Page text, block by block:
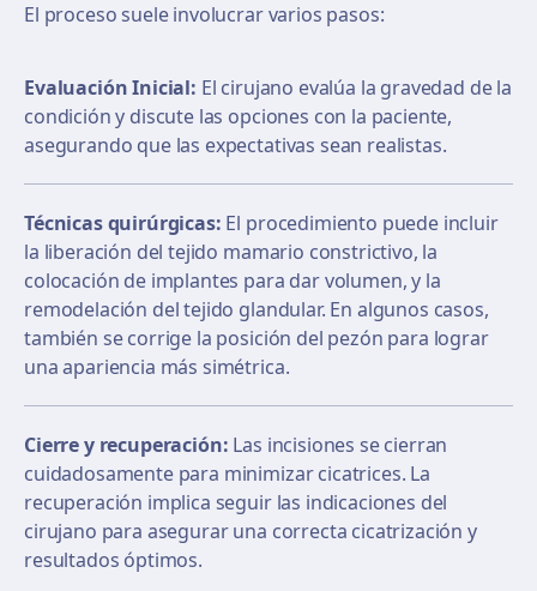
El proceso suele involucrar varios pasos:
Evaluación Inicial: El cirujano evalúa la gravedad de la
condición y discute las opciones con la paciente,
asegurando que las expectativas sean realistas.
Técnicas quirúrgicas: El procedimiento puede incluir
la liberación del tejido mamario constrictivo, la
colocación de implantes para dar volumen, y la
remodelación del tejido glandular. En algunos casos,
también se corrige la posición del pezón para lograr
una apariencia más simétrica.
Cierre y recuperación: Las incisiones se cierran
cuidadosamente para minimizar cicatrices. La
recuperación implica seguir las indicaciones del
cirujano para asegurar una correcta cicatrización y
resultados óptimos.